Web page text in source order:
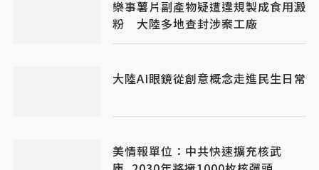
樂事薯片副產物疑遭違規製成食用澱
粉 大陸多地查封涉案工廠
大陸AI眼鏡從創意概念走進民生日常
美情報單位：中共快速擴充核武